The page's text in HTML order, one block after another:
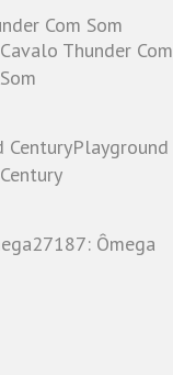
Cavalo Thunder Com
Som
Playground
Century
27187: Ômega